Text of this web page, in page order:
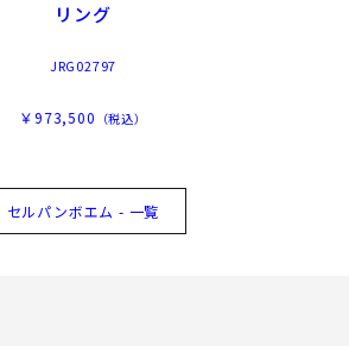
リング
JRG02797
￥973,500 （税込）
セルパンボエム - 一覧